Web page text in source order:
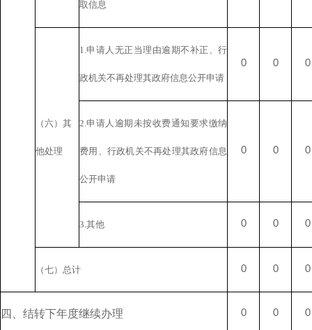
取信息
（六）其
他处理
1.申请人无正当理由逾期不补正、行
政机关不再处理其政府信息公开申请
0 0 0
2.申请人逾期未按收费通知要求缴纳
费用、行政机关不再处理其政府信息
公开申请
0 0 0
3.其他 0 0 0
（七）总计 0 0 0
四、结转下年度继续办理 0 0 0